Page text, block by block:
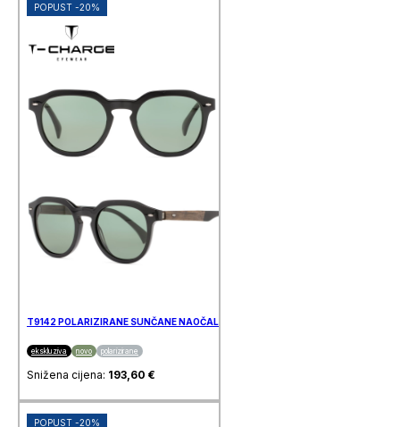
POPUST -20%
T9142 POLARIZIRANE SUNČANE NAOČALE T-CHARGE
ekskluziva novo polarizirane
Snižena cijena: 193,60 €
POPUST -20%